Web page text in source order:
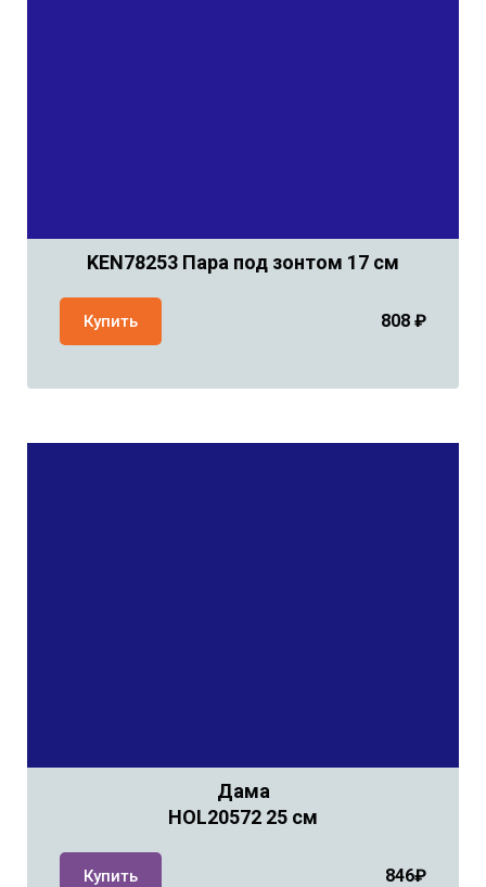
KEN78253 Пара под зонтом 17 см
Купить 808 ₽
Дама
HOL20572 25 см
Купить 846₽